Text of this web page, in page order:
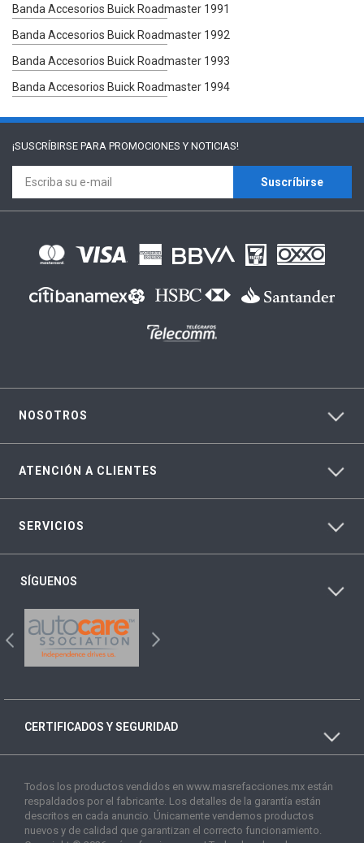
Banda Accesorios Buick Roadmaster 1991
Banda Accesorios Buick Roadmaster 1992
Banda Accesorios Buick Roadmaster 1993
Banda Accesorios Buick Roadmaster 1994
¡SUSCRÍBIRSE PARA PROMOCIONES Y NOTICIAS!
Suscríbirse
NOSOTROS
ATENCIÓN A CLIENTES
SERVICIOS
SÍGUENOS
CERTIFICADOS Y SEGURIDAD
Todos los productos vendidos en www.masrefacciones.mx están
respaldados por el fabricante. Los detalles de la garantía están
descritos en cada anuncio. Únicamente vendemos productos
nuevos y de calidad que garantizan el correcto funcionamiento.